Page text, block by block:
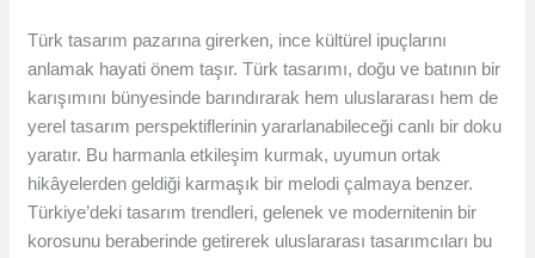
Türk tasarım pazarına girerken, ince kültürel ipuçlarını
anlamak hayati önem taşır. Türk tasarımı, doğu ve batının bir
karışımını bünyesinde barındırarak hem uluslararası hem de
yerel tasarım perspektiflerinin yararlanabileceği canlı bir doku
yaratır. Bu harmanla etkileşim kurmak, uyumun ortak
hikâyelerden geldiği karmaşık bir melodi çalmaya benzer.
Türkiye’deki tasarım trendleri, gelenek ve modernitenin bir
korosunu beraberinde getirerek uluslararası tasarımcıları bu